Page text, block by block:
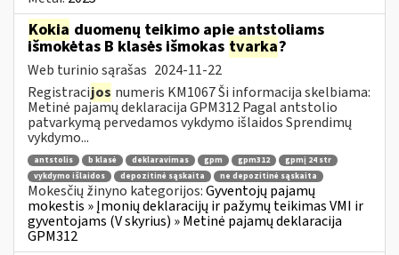
Kokia duomenų teikimo apie antstoliams
išmokėtas B klasės išmokas tvarka?
Web turinio sąrašas 2024-11-22
Registracijos numeris KM1067 Ši informacija skelbiama:
Metinė pajamų deklaracija GPM312 Pagal antstolio
patvarkymą pervedamos vykdymo išlaidos Sprendimų
vykdymo...
antstolis b klasė deklaravimas gpm gpm312
gpmį 24 str
vykdymo išlaidos
depozitinė sąskaita ne depozitinė sąskaita
Mokesčių žinyno kategorijos:Gyventojų pajamų
mokestis » Įmonių deklaracijų ir pažymų teikimas VMI ir
gyventojams (V skyrius) » Metinė pajamų deklaracija
GPM312